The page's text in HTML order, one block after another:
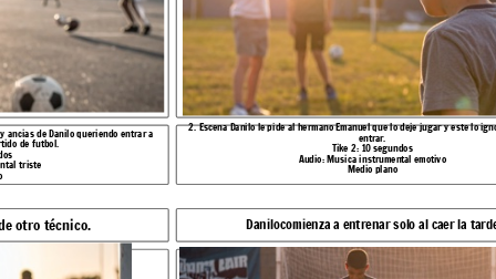
tarde
lo ignora y no lo deja
3. Escena Danilo se pone triste a recibir el desprecio del hermano y decide salir de la cancha.
Tike 3: 5 segundos
Audio: Musica instrumental triste
Plano cerrado
otro técnico. Danilocomienza a entrenar solo al caer la
ancias de Danilo queriendo entrar a
de futbol.
triste
2. Escena Danilo le pide al hermano Emanuel que lo deje jugar y este lo
entrar.
Tike 2: 10 segundos
Audio: Musica instrumental emotivo
Medio plano